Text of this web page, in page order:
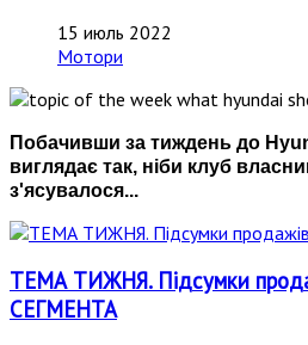
15 июль 2022
Мотори
Побачивши за тиждень до
виглядає так, ніби клуб
з'ясувалося...
ТЕМА ТИЖНЯ. Підсумки
СЕГМЕНТА